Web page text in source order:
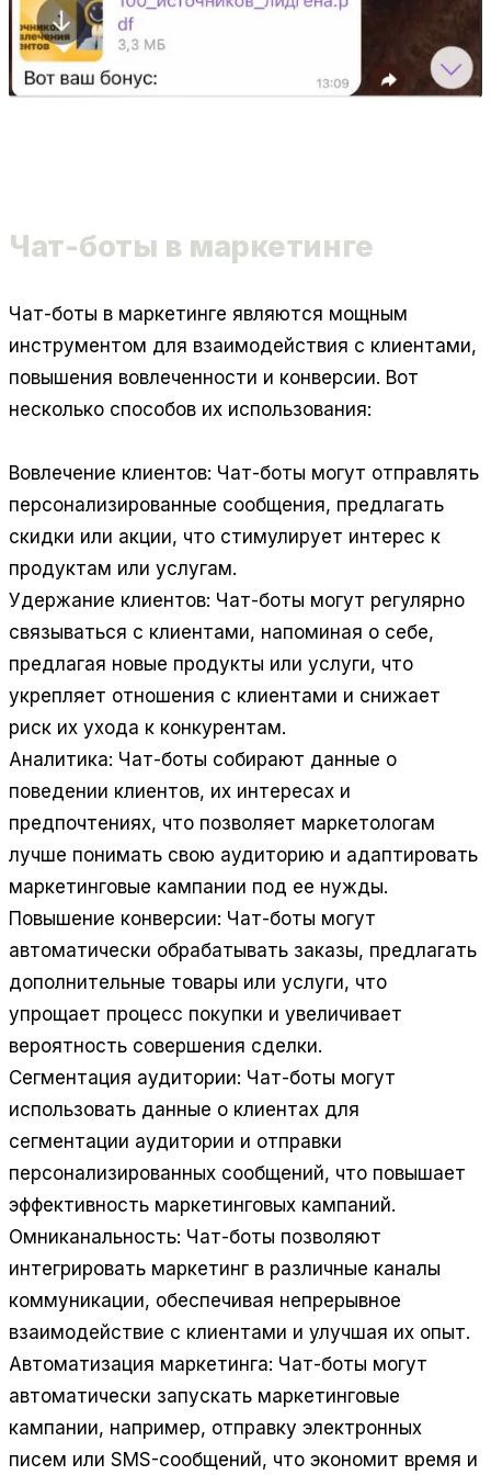
Чат-боты в маркетинге
Чат-боты в маркетинге являются мощным
инструментом для взаимодействия с клиентами,
повышения вовлеченности и конверсии. Вот
несколько способов их использования:
Вовлечение клиентов: Чат-боты могут отправлять
персонализированные сообщения, предлагать
скидки или акции, что стимулирует интерес к
продуктам или услугам.
Удержание клиентов: Чат-боты могут регулярно
связываться с клиентами, напоминая о себе,
предлагая новые продукты или услуги, что
укрепляет отношения с клиентами и снижает
риск их ухода к конкурентам.
Аналитика: Чат-боты собирают данные о
поведении клиентов, их интересах и
предпочтениях, что позволяет маркетологам
лучше понимать свою аудиторию и адаптировать
маркетинговые кампании под ее нужды.
Повышение конверсии: Чат-боты могут
автоматически обрабатывать заказы, предлагать
дополнительные товары или услуги, что
упрощает процесс покупки и увеличивает
вероятность совершения сделки.
Сегментация аудитории: Чат-боты могут
использовать данные о клиентах для
сегментации аудитории и отправки
персонализированных сообщений, что повышает
эффективность маркетинговых кампаний.
Омниканальность: Чат-боты позволяют
интегрировать маркетинг в различные каналы
коммуникации, обеспечивая непрерывное
взаимодействие с клиентами и улучшая их опыт.
Автоматизация маркетинга: Чат-боты могут
автоматически запускать маркетинговые
кампании, например, отправку электронных
писем или SMS-сообщений, что экономит время и